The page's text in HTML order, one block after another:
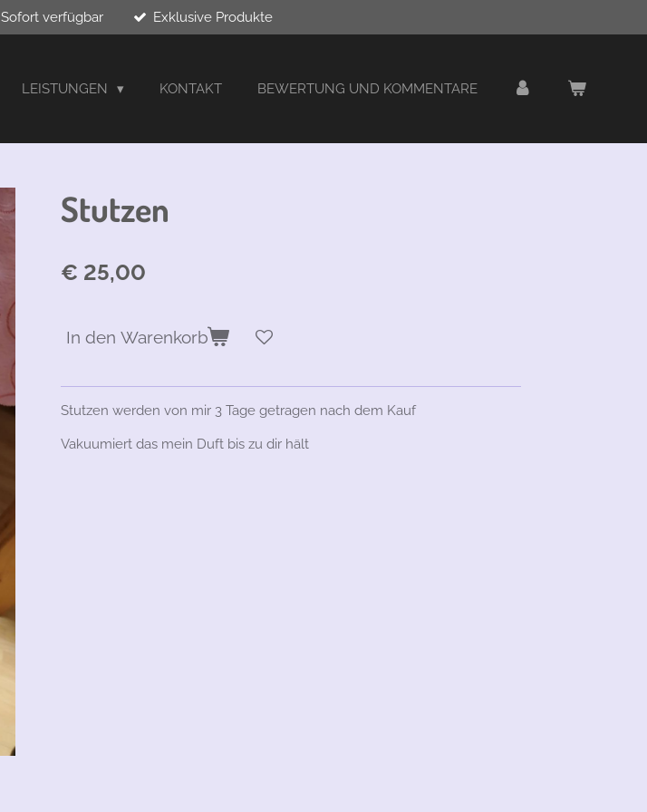
Sofort verfügbar Exklusive Produkte
LEISTUNGEN KONTAKT BEWERTUNG UND KOMMENTARE
Stutzen
€ 25,00
In den Warenkorb
Stutzen werden von mir 3 Tage getragen nach dem Kauf
Vakuumiert das mein Duft bis zu dir hält